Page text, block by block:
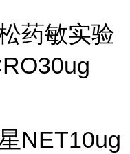
药敏实验
NET10ug